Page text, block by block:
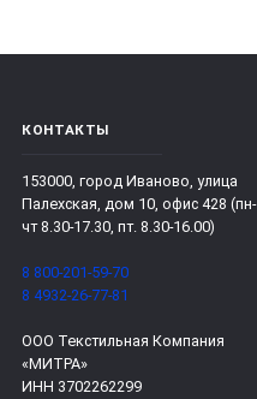
КОНТАКТЫ
153000, город Иваново, улица
Палехская, дом 10, офис 428 (пн-
чт 8.30-17.30, пт. 8.30-16.00)
8 800-201-59-70
8 4932-26-77-81
ООО Текстильная Компания
«МИТРА»
ИНН 3702262299